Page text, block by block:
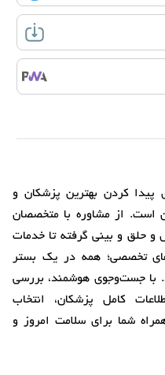
پیدا کردن بهترین پزشکان و
است. از مشاوره با متخصصان
حلق و بینی گرفته تا خدمات
تخصصی؛ همه در یک بستر
با جست‌وجوی هوشمند، بررسی
کامل پزشکان، انتخاب
شما برای سلامت امروز و